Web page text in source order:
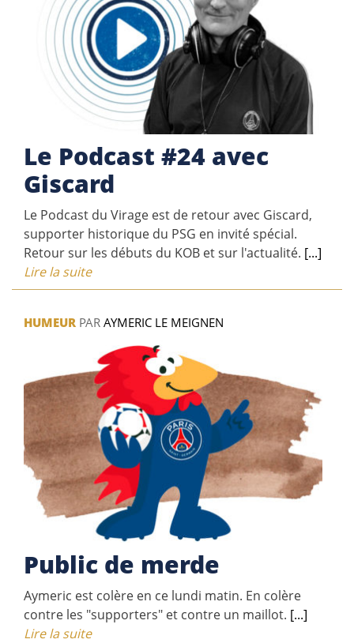
Le Podcast #24 avec
Giscard
Le Podcast du Virage est de retour avec Giscard,
supporter historique du PSG en invité spécial.
Retour sur les débuts du KOB et sur l'actualité. [...]
Lire la suite
HUMEUR PAR AYMERIC LE MEIGNEN
Public de merde
Aymeric est colère en ce lundi matin. En colère
contre les "supporters" et contre un maillot. [...]
Lire la suite